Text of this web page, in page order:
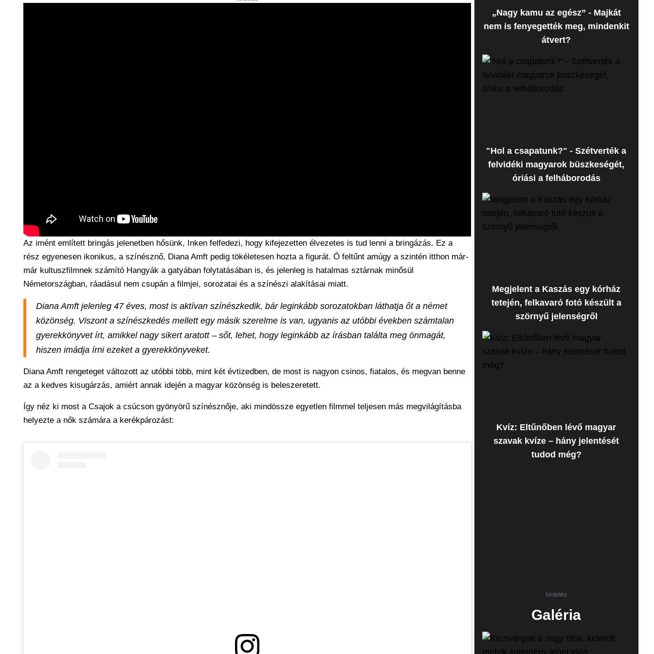
Az imént említett bringás jelenetben hősünk, Inken felfedezi, hogy kifejezetten élvezetes is tud lenni a bringázás. Ez a
rész egyenesen ikonikus, a színésznő, Diana Amft pedig tökéletesen hozta a figurát. Ő feltűnt amúgy a szintén itthon már-
már kultuszfilmnek számító Hangyák a gatyában folytatásában is, és jelenleg is hatalmas sztárnak minősül
Németországban, ráadásul nem csupán a filmjei, sorozatai és a színészi alakításai miatt.
Diana Amft jelenleg 47 éves, most is aktívan színészkedik, bár leginkább sorozatokban láthatja őt a német
közönség. Viszont a színészkedés mellett egy másik szerelme is van, ugyanis az utóbbi években számtalan
gyerekkönyvet írt, amikkel nagy sikert aratott – sőt, lehet, hogy leginkább az írásban találta meg önmagát,
hiszen imádja írni ezeket a gyerekkönyveket.
Diana Amft rengeteget változott az utóbbi több, mint két évtizedben, de most is nagyon csinos, fiatalos, és megvan benne
az a kedves kisugárzás, amiért annak idején a magyar közönség is beleszeretett.
Így néz ki most a Csajok a csúcson gyönyörű színésznője, aki mindössze egyetlen filmmel teljesen más megvilágításba
helyezte a nők számára a kerékpározást:
„Nagy kamu az egész” - Majkát
nem is fenyegették meg, mindenkit
átvert?
"Hol a csapatunk?" - Szétverték a
felvidéki magyarok büszkeségét,
óriási a felháborodás
Megjelent a Kaszás egy kórház
tetején, felkavaró fotó készült a
szörnyű jelenségről
Kvíz: Eltűnőben lévő magyar
szavak kvíze – hány jelentését
tudod még?
hirdetés
Galéria